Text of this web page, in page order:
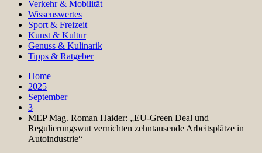
Verkehr & Mobilität
Wissenswertes
Sport & Freizeit
Kunst & Kultur
Genuss & Kulinarik
Tipps & Ratgeber
Home
2025
September
3
MEP Mag. Roman Haider: „EU-Green Deal und
Regulierungswut vernichten zehntausende Arbeitsplätze in
Autoindustrie“